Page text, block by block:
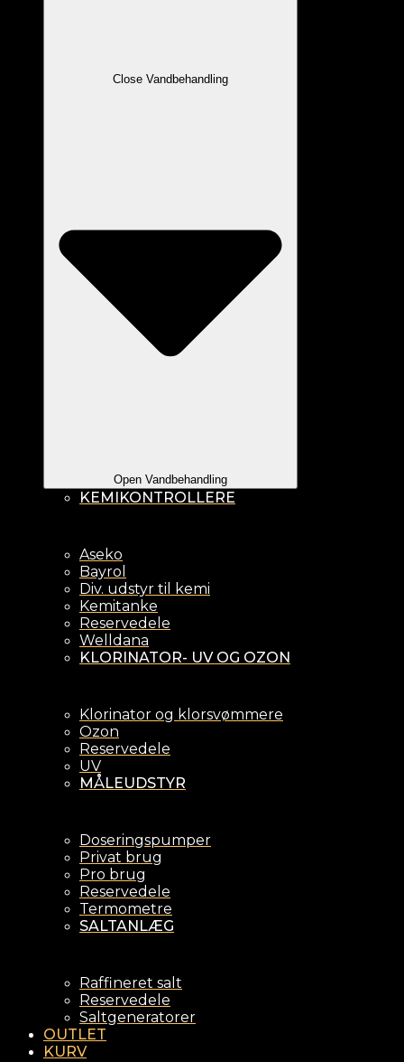
Close Vandbehandling
Open Vandbehandling
KEMIKONTROLLERE
Aseko
Bayrol
Div. udstyr til kemi
Kemitanke
Reservedele
Welldana
KLORINATOR- UV OG OZON
Klorinator og klorsvømmere
Ozon
Reservedele
UV
MÅLEUDSTYR
Doseringspumper
Privat brug
Pro brug
Reservedele
Termometre
SALTANLÆG
Raffineret salt
Reservedele
Saltgeneratorer
OUTLET
KURV